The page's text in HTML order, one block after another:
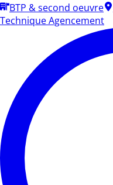
BTP & second oeuvre
Technique Agencement